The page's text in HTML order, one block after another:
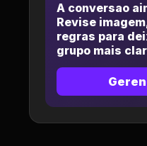
A conversao
Revise
regras para
grupo mais